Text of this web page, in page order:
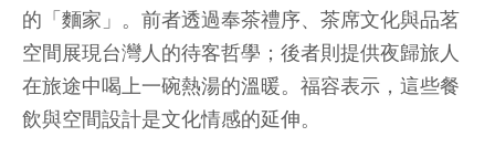
的「麵家」。前者透過奉茶禮序、茶席文化與品茗
空間展現台灣人的待客哲學；後者則提供夜歸旅人
在旅途中喝上一碗熱湯的溫暖。福容表示，這些餐
飲與空間設計是文化情感的延伸。